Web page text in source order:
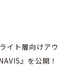
イト層向けアウ
』を公開！